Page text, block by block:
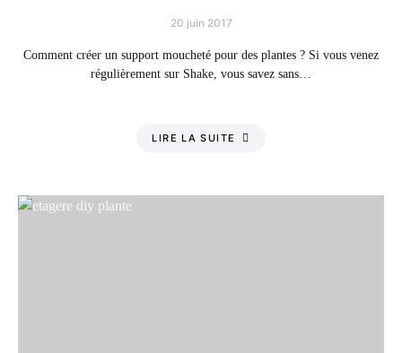
20 juin 2017
Comment créer un support moucheté pour des plantes ? Si vous venez
régulièrement sur Shake, vous savez sans…
LIRE LA SUITE